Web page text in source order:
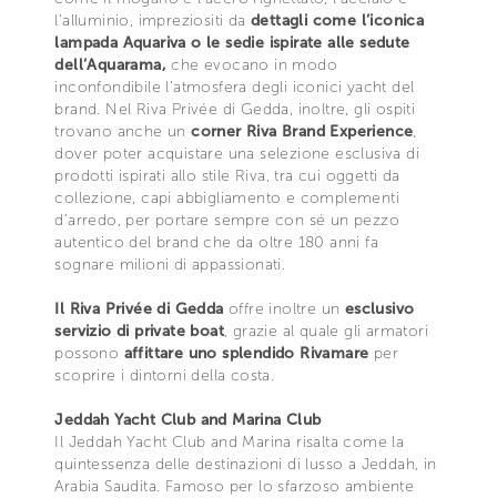
l’alluminio, impreziositi da dettagli come l’iconica
lampada Aquariva o le sedie ispirate alle sedute
dell’Aquarama, che evocano in modo
inconfondibile l’atmosfera degli iconici yacht del
brand. Nel Riva Privée di Gedda, inoltre, gli ospiti
trovano anche uncorner Riva Brand Experience,
dover poter acquistare una selezione esclusiva di
prodotti ispirati allo stile Riva, tra cui oggetti da
collezione, capi abbigliamento e complementi
d’arredo, per portare sempre con sé un pezzo
autentico del brand che da oltre 180 anni fa
sognare milioni di appassionati.
Il Riva Privée di Gedda offre inoltre un esclusivo
servizio di private boat, grazie al quale gli armatori
possono affittare uno splendido Rivamare per
scoprire i dintorni della costa.
Jeddah Yacht Club and Marina Club
Il Jeddah Yacht Club and Marina risalta come la
quintessenza delle destinazioni di lusso a Jeddah, in
Arabia Saudita. Famoso per lo sfarzoso ambiente